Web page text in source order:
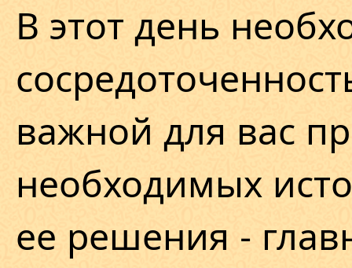
В этот день
важной для вас
необходимых
ее решения -